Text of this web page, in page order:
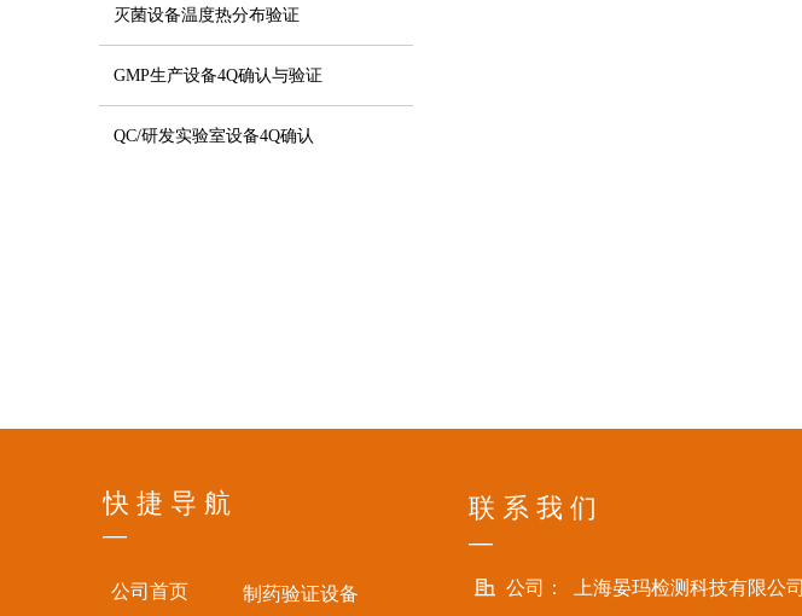
灭菌设备温度热分布验证
GMP生产设备4Q确认与验证
QC/研发实验室设备4Q确认
联 系 我 们
—
公司： 上海晏玛检测科技有限公司
快 捷 导 航
—
制药验证设备
公司首页